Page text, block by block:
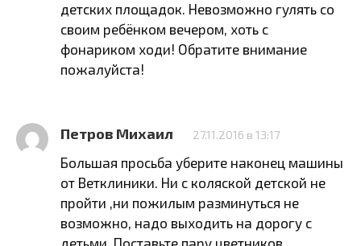
детских площадок. Невозможно гулять со
своим ребёнком вечером, хоть с
фонариком ходи! Обратите внимание
пожалуйста!
Петров Михаил 27.11.2016 в 13:17
Большая просьба уберите наконец машины
от Ветклиники. Ни с коляской детской не
пройти ,ни пожилым разминуться не
возможно, надо выходить на дорогу с
детьми. Поставьте пару цветников